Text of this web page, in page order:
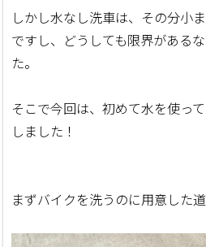
しかし水なし洗車は、その分小
ですし、どうしても限界がある
た。
そこで今回は、初めて水を使っ
しました！
まずバイクを洗うのに用意した